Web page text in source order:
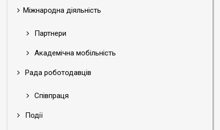
Міжнародна діяльність
Партнери
Академічна мобільність
Рада роботодавців
Співпраця
Події